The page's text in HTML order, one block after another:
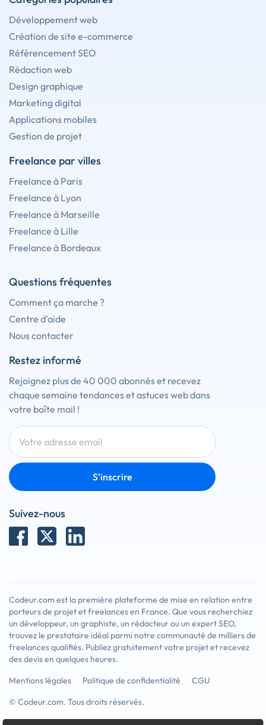
Développement web
Création de site e-commerce
Référencement SEO
Rédaction web
Design graphique
Marketing digital
Applications mobiles
Gestion de projet
Freelance par villes
Freelance à Paris
Freelance à Lyon
Freelance à Marseille
Freelance à Lille
Freelance à Bordeaux
Questions fréquentes
Comment ça marche ?
Centre d'aide
Nous contacter
Restez informé
Rejoignez plus de 40 000 abonnés et recevez
chaque semaine tendances et astuces web dans
votre boîte mail !
S'inscrire
Suivez-nous
Codeur.com est la première plateforme de mise en relation entre
porteurs de projet et freelances en France. Que vous recherchiez
un développeur, un graphiste, un rédacteur ou un expert SEO,
trouvez le prestataire idéal parmi notre communauté de milliers de
freelances qualifiés. Publiez gratuitement votre projet et recevez
des devis en quelques heures.
Mentions légales
Politique de confidentialité
CGU
© Codeur.com. Tous droits réservés.